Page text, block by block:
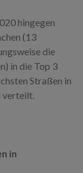
hingegen
(13
die
in die Top 3
Straßen in
verteilt.
in